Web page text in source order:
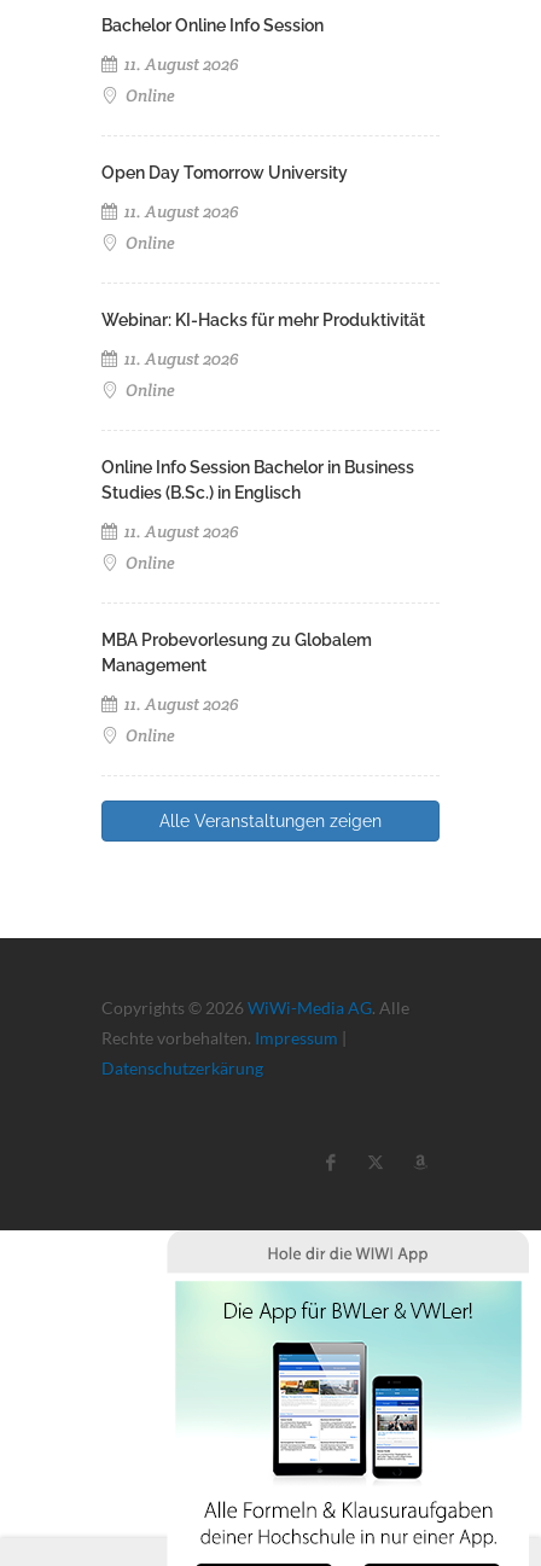
Bachelor Online Info Session
11. August 2026
Online
Open Day Tomorrow University
11. August 2026
Online
Webinar: KI-Hacks für mehr Produktivität
11. August 2026
Online
Online Info Session Bachelor in Business
Studies (B.Sc.) in Englisch
11. August 2026
Online
MBA Probevorlesung zu Globalem
Management
11. August 2026
Online
Alle Veranstaltungen zeigen
Copyrights © 2026 WiWi-Media AG. Alle
Rechte vorbehalten. Impressum |
Datenschutzerkärung